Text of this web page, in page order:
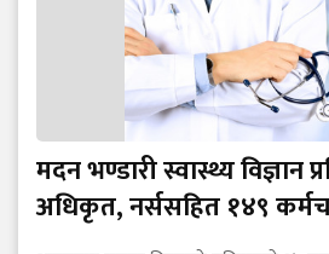
मदन भण्डारी स्वास्थ्य विज्ञान
अधिकृत, नर्ससहित १४९